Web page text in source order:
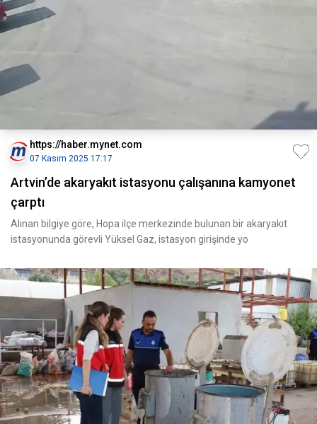
https://haber.mynet.com
07 Kasım 2025 17:17
Artvin’de akaryakıt istasyonu çalışanına kamyonet
çarptı
Alınan bilgiye göre, Hopa ilçe merkezinde bulunan bir akaryakıt
istasyonunda görevli Yüksel Gaz, istasyon girişinde yo